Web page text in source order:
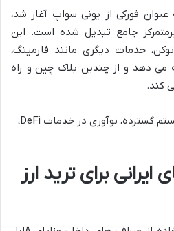
فورکی از یونی سواپ آغاز شد،
جامع تبدیل شده است. این
توکن، خدمات دیگری مانند فارمینگ،
می دهد و از چندین بلاک چین و راه
کند.
اکوسیستم گسترده، نوآوری در خدمات DeFi،
برای ترید ارز